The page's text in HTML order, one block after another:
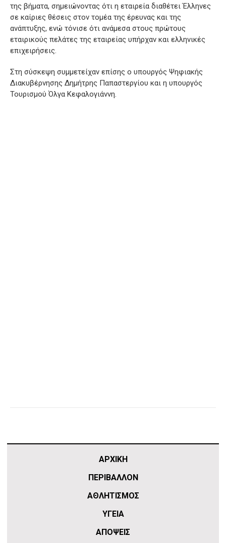
της βήματα, σημειώνοντας ότι η εταιρεία διαθέτει Έλληνες
σε καίριες θέσεις στον τομέα της έρευνας και της
ανάπτυξης, ενώ τόνισε ότι ανάμεσα στους πρώτους
εταιρικούς πελάτες της εταιρείας υπήρχαν και ελληνικές
επιχειρήσεις.
Στη σύσκεψη συμμετείχαν επίσης ο υπουργός Ψηφιακής
Διακυβέρνησης Δημήτρης Παπαστεργίου και η υπουργός
Τουρισμού Όλγα Κεφαλογιάννη.
ΑΡΧΙΚΗ
ΠΕΡΙΒΑΛΛΟΝ
ΑΘΛΗΤΙΣΜΌΣ
ΥΓΕΙΑ
ΑΠΟΨΕΙΣ